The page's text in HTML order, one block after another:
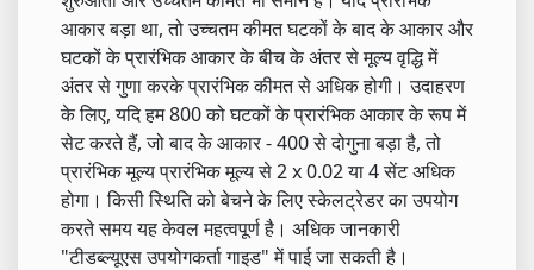
आकार बड़ा था, तो उच्चतम कीमत घटकों के बाद के आकार और
घटकों के प्रारंभिक आकार के बीच के अंतर से मूल्य वृद्धि में
अंतर से गुणा करके प्रारंभिक कीमत से अधिक होगी। उदाहरण
के लिए, यदि हम 800 को घटकों के प्रारंभिक आकार के रूप में
सेट करते हैं, जो बाद के आकार - 400 से दोगुना बड़ा है, तो
प्रारंभिक मूल्य प्रारंभिक मूल्य से 2 x 0.02 या 4 सेंट अधिक
होगा। किसी स्थिति को बेचने के लिए स्केलट्रेडर का उपयोग
करते समय यह केवल महत्वपूर्ण है। अधिक जानकारी
"टीडब्ल्यूएस उपयोगकर्ता गाइड" में पाई जा सकती है।